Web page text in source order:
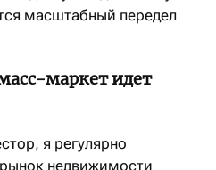
масштабный передел
маркет идет
я регулярно
недвижимости